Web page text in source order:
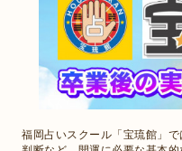
福岡占いスクール「宝琉館」